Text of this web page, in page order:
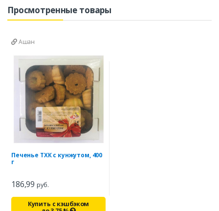
Просмотренные товары
Ашан
Печенье ТХК с кунжутом, 400
г
186,99 руб.
Купить с кэшбэком